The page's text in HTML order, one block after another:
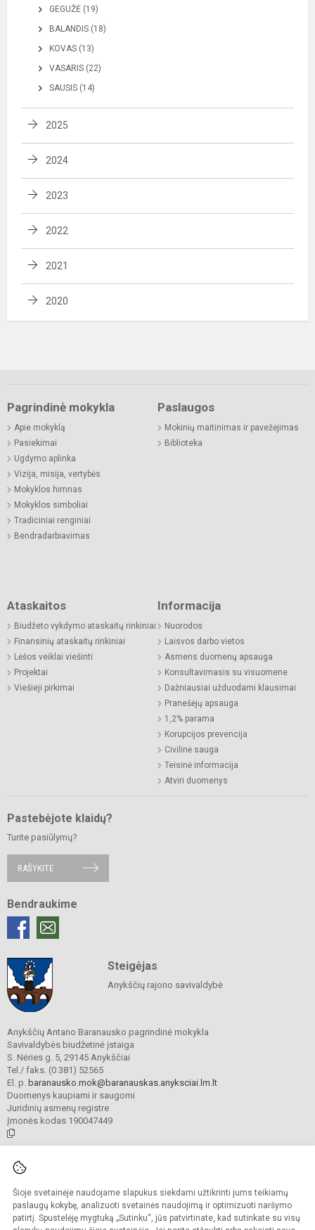
Šioje svetainėje naudojame slapukus siekdami užtikrinti jums teikiamų
paslaugų kokybę, analizuoti svetainės naudojimą ir optimizuoti naršymo
patirtį. Spustelėję mygtuką „Sutinku“, jūs patvirtinate, kad sutinkate su visų
GEGUŽĖ (19)
BALANDIS (18)
KOVAS (13)
VASARIS (22)
SAUSIS (14)
2025
2024
2023
2022
2021
2020
Pagrindinė mokykla
Apie mokyklą
Pasiekimai
Ugdymo aplinka
Vizija, misija, vertybės
Mokyklos himnas
Mokyklos simboliai
Tradiciniai renginiai
Bendradarbiavimas
Paslaugos
Mokinių maitinimas ir pavežėjimas
Biblioteka
Ataskaitos
Biudžeto vykdymo ataskaitų rinkiniai
Finansinių ataskaitų rinkiniai
Lėšos veiklai viešinti
Projektai
Viešieji pirkimai
Informacija
Nuorodos
Laisvos darbo vietos
Asmens duomenų apsauga
Konsultavimasis su visuomene
Dažniausiai užduodami klausimai
Pranešėjų apsauga
1,2% parama
Korupcijos prevencija
Civilinė sauga
Teisinė informacija
Atviri duomenys
Pastebėjote klaidų?
Turite pasiūlymų?
RAŠYKITE
Bendraukime
Steigėjas
Anykščių rajono savivaldybė
Anykščių Antano Baranausko pagrindinė mokykla
Savivaldybės biudžetinė įstaiga
S. Nėries g. 5, 29145 Anykščiai
Tel./ faks. (0 381) 52565
El. p. baranausko.mok@baranauskas.anyksciai.lm.lt
Duomenys kaupiami ir saugomi
Juridinių asmenų registre
Įmonės kodas 190047449
Kopijuoti turinį be raštiško mokyklos administracijos sutikimo griežtai
draudžiama.
Prieinamumo paraiška Slapukų valdymas